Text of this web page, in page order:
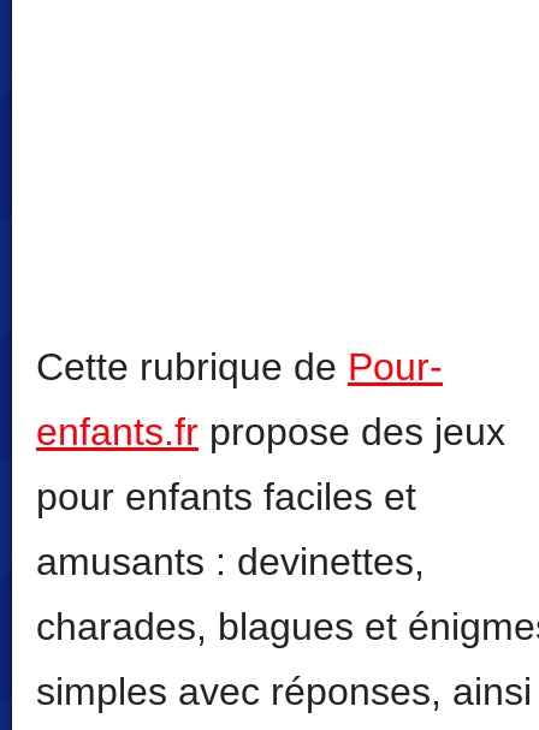
Cette rubrique de Pour-
enfants.fr propose des jeux
pour enfants faciles et
amusants : devinettes,
charades, blagues et
simples avec réponses, ainsi